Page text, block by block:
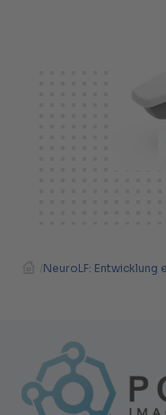
NeuroLF: Entwicklung